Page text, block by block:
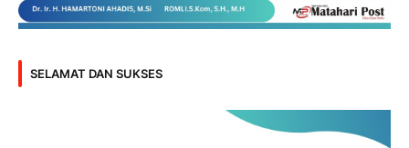
SELAMAT DAN SUKSES